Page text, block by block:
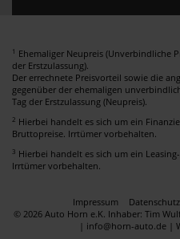
1 Ehemaliger Neupreis (Unverbindliche
der Erstzulassung).
Der errechnete Preisvorteil sowie die
gegenüber der ehemaligen
Tag der Erstzulassung (Neupreis).
2 Hierbei handelt es sich um ein
Bruttopreise. Irrtümer vorbehalten.
3 Hierbei handelt es sich um ein
Irrtümer vorbehalten.
Impressum Datenschutz
© 2026 Auto Horn e.K. Inhaber: Tim
| info@horn-auto.de |